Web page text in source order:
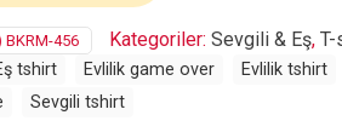
BKRM-456 Kategoriler: Sevgili & Eş,
tshirt Evlilik game over Evlilik tshirt
Sevgili tshirt